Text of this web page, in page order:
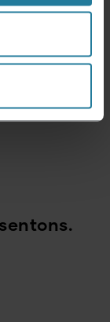
299,00€
fonction gril